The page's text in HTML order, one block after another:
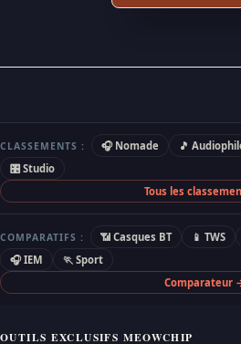
CLASSEMENTS : 🎧 Nomade 🎵
🎛 Studio
Tous les
COMPARATIFS : 📶 Casques BT 📱 TWS
🎧 IEM
🏃 Sport
Comparateur
OUTILS EXCLUSIFS MEOWCHIP